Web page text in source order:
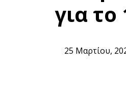
για το
25 Μαρτίου,